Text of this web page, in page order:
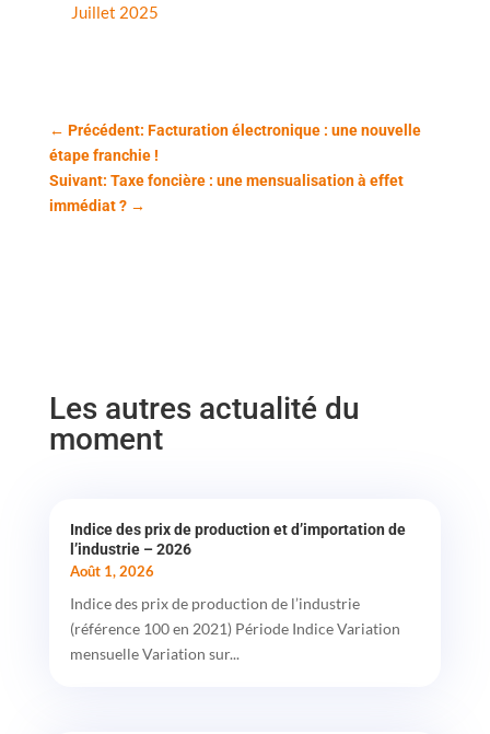
Juillet 2025
← Précédent: Facturation électronique : une nouvelle
étape franchie !
Suivant: Taxe foncière : une mensualisation à effet
immédiat ?→
Les autres actualité du
moment
Indice des prix de production et d’importation de
l’industrie – 2026
Août 1, 2026
Indice des prix de production de l’industrie
(référence 100 en 2021) Période Indice Variation
mensuelle Variation sur...